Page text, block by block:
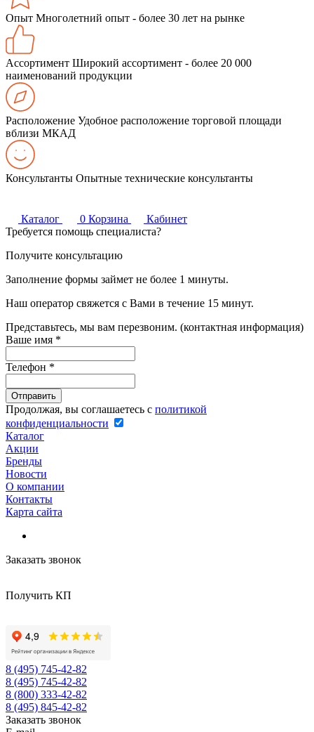
Опыт Многолетний опыт - более 30 лет на рынке
Ассортимент Широкий ассортимент - более 20 000
наименований продукции
Расположение Удобное расположение торговой площади
вблизи МКАД
Консультанты Опытные технические консультанты
Каталог 0 Корзина
Кабинет
Требуется помощь специалиста?
Получите консультацию
Заполнение формы займет не более 1 минуты.
Наш оператор свяжется с Вами в течение 15 минут.
Представьтесь, мы вам перезвоним. (контактная информация)
Ваше имя *
Телефон *
Продолжая, вы соглашаетесь с политикой
конфиденциальности
Каталог
Акции
Бренды
Новости
О компании
Контакты
Карта сайта
Заказать звонок
Получить КП
8 (495) 745-42-82
8 (495) 745-42-82
8 (800) 333-42-82
8 (495) 845-42-82
Заказать звонок